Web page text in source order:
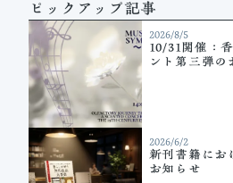
ピックアップ記事
2026/8/5
10/31開催：
ント第三弾の
2026/6/2
新刊書籍に
お知らせ